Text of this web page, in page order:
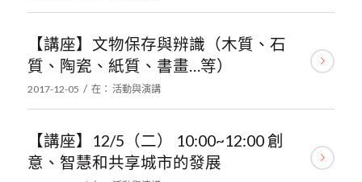
【講座】文物保存與辨識（木質、石
質、陶瓷、紙質、書畫…等）
2017-12-05 / 在： 活動與演講
【講座】12/5（二） 10:00~12:00 創
意、智慧和共享城市的發展